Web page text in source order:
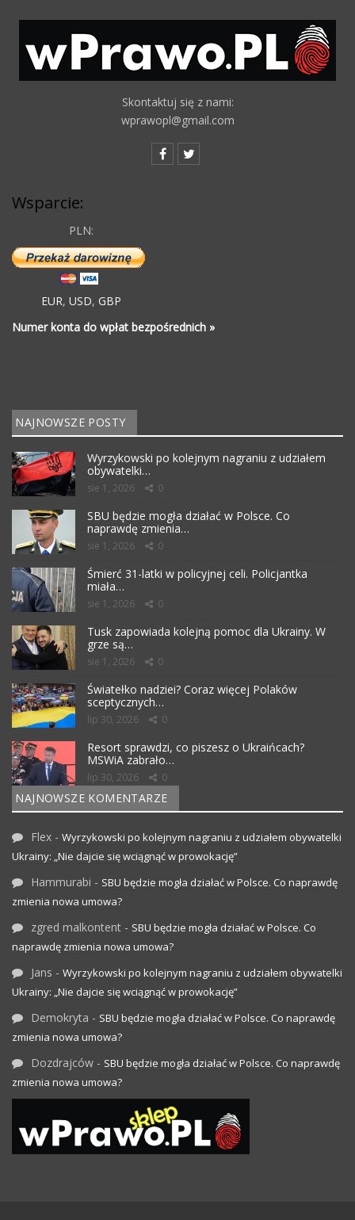
Skontaktuj się z nami:
wprawopl@gmail.com
Wsparcie:
PLN:
EUR, USD, GBP
Numer konta do wpłat bezpośrednich »
NAJNOWSZE POSTY
Wyrzykowski po kolejnym nagraniu z udziałem
obywatelki…
sie 1, 2026 0
SBU będzie mogła działać w Polsce. Co
naprawdę zmienia…
sie 1, 2026 0
Śmierć 31-latki w policyjnej celi. Policjantka
miała…
sie 1, 2026 0
Tusk zapowiada kolejną pomoc dla Ukrainy. W
grze są…
sie 1, 2026 0
Światełko nadziei? Coraz więcej Polaków
sceptycznych…
lip 30, 2026 0
Resort sprawdzi, co piszesz o Ukraińcach?
MSWiA zabrało…
lip 30, 2026 0
NAJNOWSZE KOMENTARZE
Flex - Wyrzykowski po kolejnym nagraniu z udziałem obywatelki
Ukrainy: „Nie dajcie się wciągnąć w prowokację”
Hammurabi - SBU będzie mogła działać w Polsce. Co naprawdę
zmienia nowa umowa?
zgred malkontent - SBU będzie mogła działać w Polsce. Co
naprawdę zmienia nowa umowa?
Jans - Wyrzykowski po kolejnym nagraniu z udziałem obywatelki
Ukrainy: „Nie dajcie się wciągnąć w prowokację”
Demokryta - SBU będzie mogła działać w Polsce. Co naprawdę
zmienia nowa umowa?
Dozdrajców - SBU będzie mogła działać w Polsce. Co naprawdę
zmienia nowa umowa?